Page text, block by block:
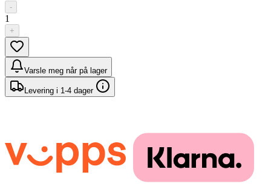
-
1
+
Varsle meg når på lager
Levering i 1-4 dager